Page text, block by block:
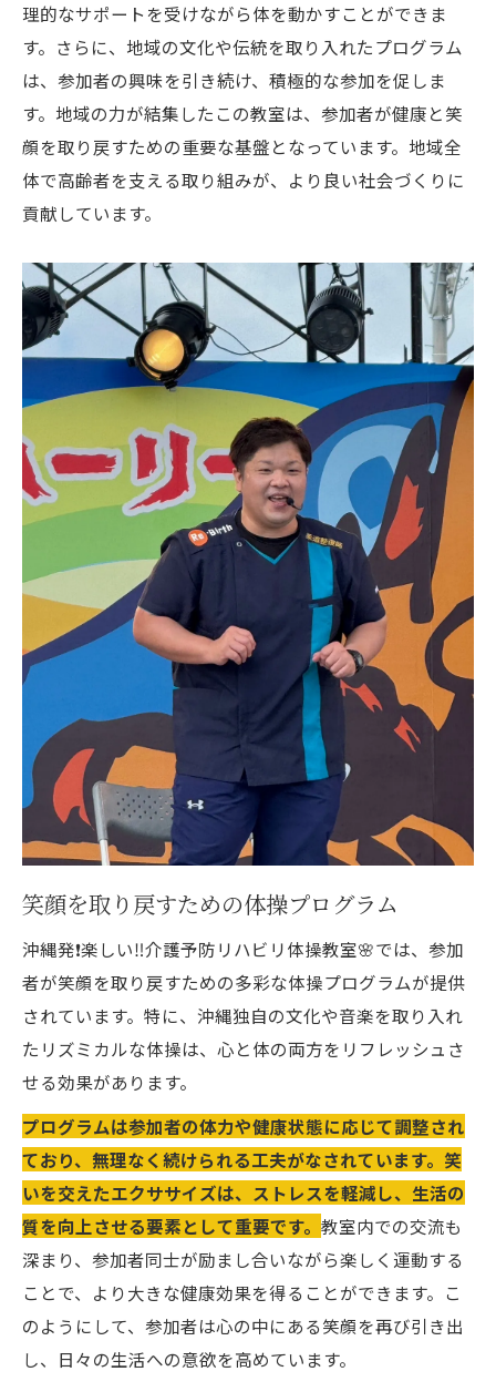
理的なサポートを受けながら体を動かすことができま
す。さらに、地域の文化や伝統を取り入れたプログラム
は、参加者の興味を引き続け、積極的な参加を促しま
す。地域の力が結集したこの教室は、参加者が健康と笑
顔を取り戻すための重要な基盤となっています。地域全
体で高齢者を支える取り組みが、より良い社会づくりに
貢献しています。
笑顔を取り戻すための体操プログラム
沖縄発❗️楽しい‼️介護予防リハビリ体操教室🌸では、参加
者が笑顔を取り戻すための多彩な体操プログラムが提供
されています。特に、沖縄独自の文化や音楽を取り入れ
たリズミカルな体操は、心と体の両方をリフレッシュさ
せる効果があります。
プログラムは参加者の体力や健康状態に応じて調整され
ており、無理なく続けられる工夫がなされています。笑
いを交えたエクササイズは、ストレスを軽減し、生活の
質を向上させる要素として重要です。 教室内での交流も
深まり、参加者同士が励まし合いながら楽しく運動する
ことで、より大きな健康効果を得ることができます。こ
のようにして、参加者は心の中にある笑顔を再び引き出
し、日々の生活への意欲を高めています。